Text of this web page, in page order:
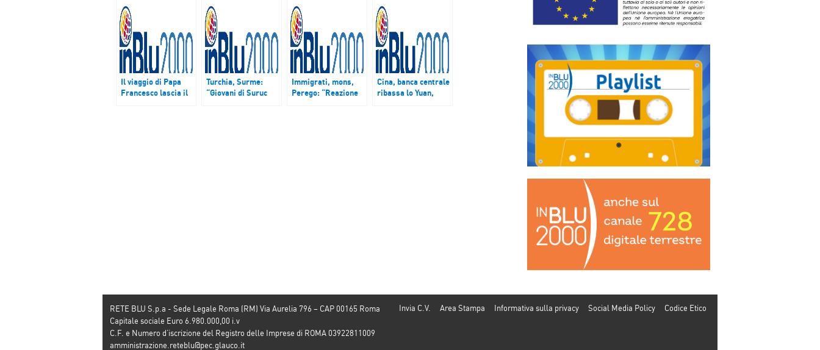
Il viaggio di Papa
Francesco lascia il
Turchia, Surme:
“Giovani di Suruc
Immigrati, mons,
Perego: “Reazione
Cina, banca centrale
ribassa lo Yuan,
Invia C.V. Area Stampa Informativa sulla privacy Social Media Policy Codice Etico
RETE BLU S.p.a - Sede Legale Roma (RM) Via Aurelia 796 – CAP 00165 Roma
Capitale sociale Euro 6.980.000,00 i.v
C.F. e Numero d’iscrizione del Registro delle Imprese di ROMA 03922811009
amministrazione.reteblu@pec.glauco.it